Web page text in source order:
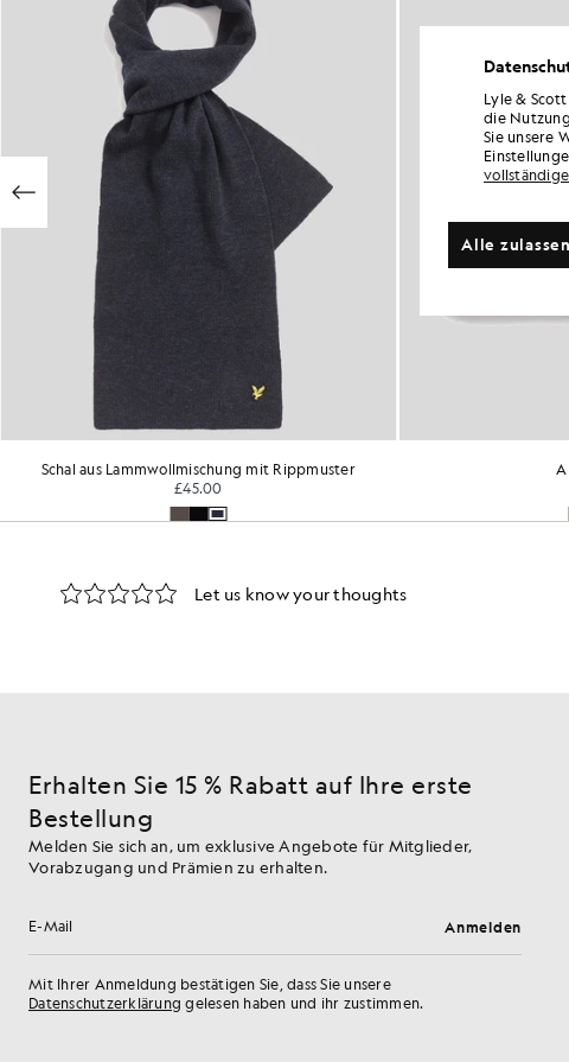
Schal aus Lammwollmischung mit Rippmuster
£45.00
Erhalten Sie 15 % Rabatt auf Ihre erste
Bestellung
Melden Sie sich an, um exklusive Angebote für Mitglieder,
Vorabzugang und Prämien zu erhalten.
E-Mail-Adresse Anmelden
Mit Ihrer Anmeldung bestätigen Sie, dass Sie unsere
Datenschutzerklärung gelesen haben und ihr zustimmen.
Lyle &
die
Sie unsere
Alle zulassen